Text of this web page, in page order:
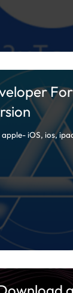
apple- iOS, ios,